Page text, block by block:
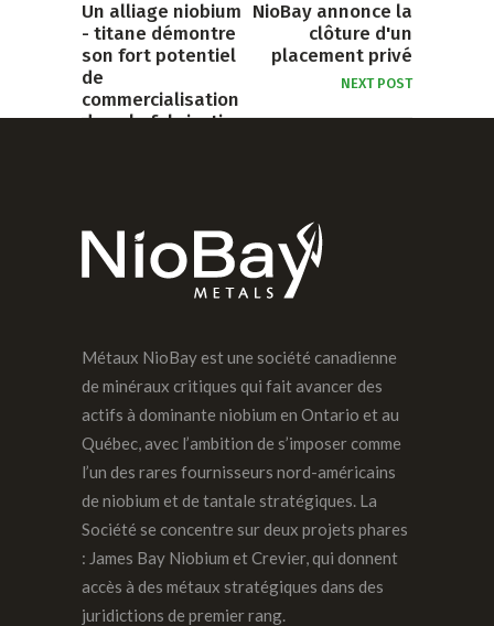
Un alliage niobium
- titane démontre
son fort potentiel
de
commercialisation
dans la fabrication
NioBay annonce la
clôture d'un
placement privé
NEXT POST
Métaux NioBay est une société canadienne
de minéraux critiques qui fait avancer des
actifs à dominante niobium en Ontario et au
Québec, avec l’ambition de s’imposer comme
l’un des rares fournisseurs nord-américains
de niobium et de tantale stratégiques. La
Société se concentre sur deux projets phares
: James Bay Niobium et Crevier, qui donnent
accès à des métaux stratégiques dans des
juridictions de premier rang.